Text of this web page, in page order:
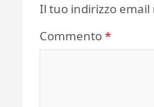
Il tuo indirizzo
Commento*